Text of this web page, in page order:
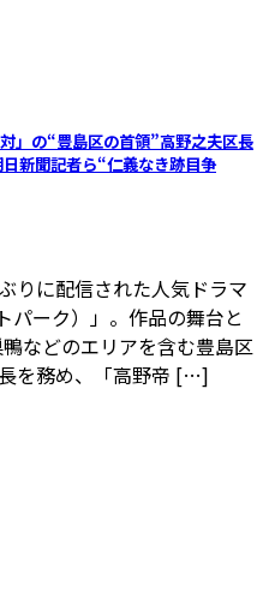
」の“豊島区の首領”高野之夫区長
新聞記者ら“仁義なき跡目争
りに配信された人気ドラマ
パーク）」。作品の舞台と
などのエリアを含む豊島区
を務め、「高野帝 […]